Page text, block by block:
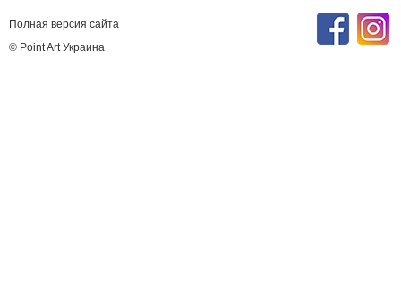
Полная версия сайта
© Point Art Украина